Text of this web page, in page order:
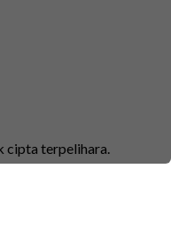
cipta terpelihara.